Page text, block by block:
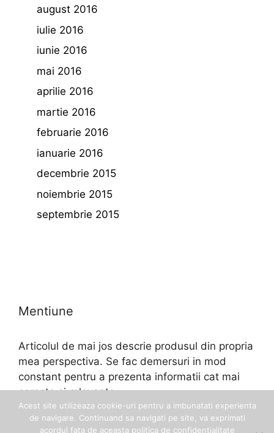
august 2016
iulie 2016
iunie 2016
mai 2016
aprilie 2016
martie 2016
februarie 2016
ianuarie 2016
decembrie 2015
noiembrie 2015
septembrie 2015
Mentiune
Articolul de mai jos descrie produsul din propria
mea perspectiva. Se fac demersuri in mod
constant pentru a prezenta informatii cat mai
corecte si relevante.
Acest site utilizeaza cookie-uri pentru a imbunatati experienta
de navigare. Continuand sa navigati pe site, va exprimati
acordul fata de aceasta politica de confidentialitate